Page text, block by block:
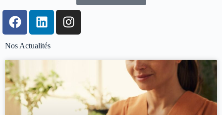
Nos Actualités